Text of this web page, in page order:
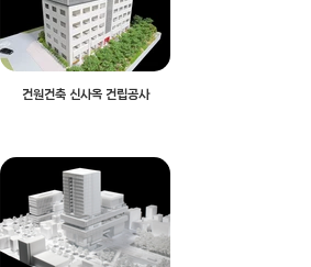
건원건축 신사옥 건립공사